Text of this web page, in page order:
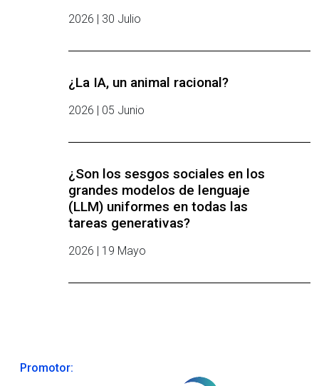
2026 | 30 Julio
¿La IA, un animal racional?
2026 | 05 Junio
¿Son los sesgos sociales en los
grandes modelos de lenguaje
(LLM) uniformes en todas las
tareas generativas?
2026 | 19 Mayo
Promotor: